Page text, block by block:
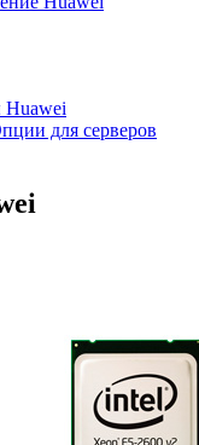
Huawei
для серверов